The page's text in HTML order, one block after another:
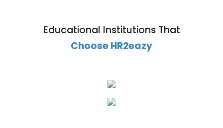
Educational Institutions That
Choose HR2eazy